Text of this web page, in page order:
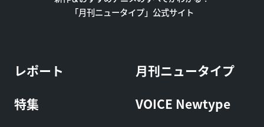
「月刊ニュータイプ」公式サイト
レポート
特集
月刊ニュータイプ
VOICE Newtype